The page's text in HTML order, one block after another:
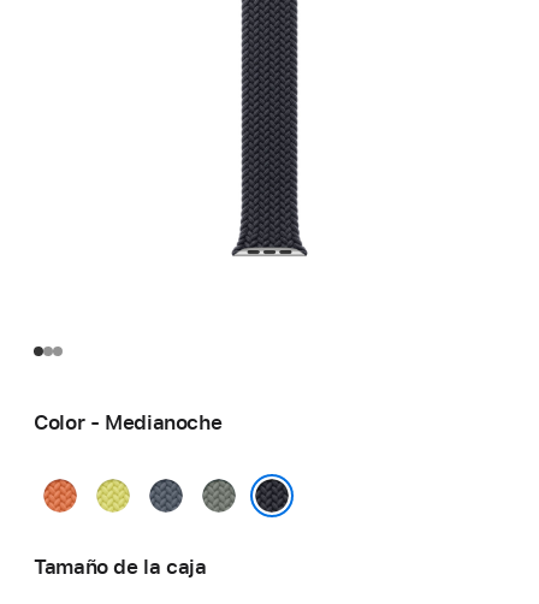
Color - Medianoche
CúrcumaAmarilloAzul
Gris
verdoso
Tamaño de la caja